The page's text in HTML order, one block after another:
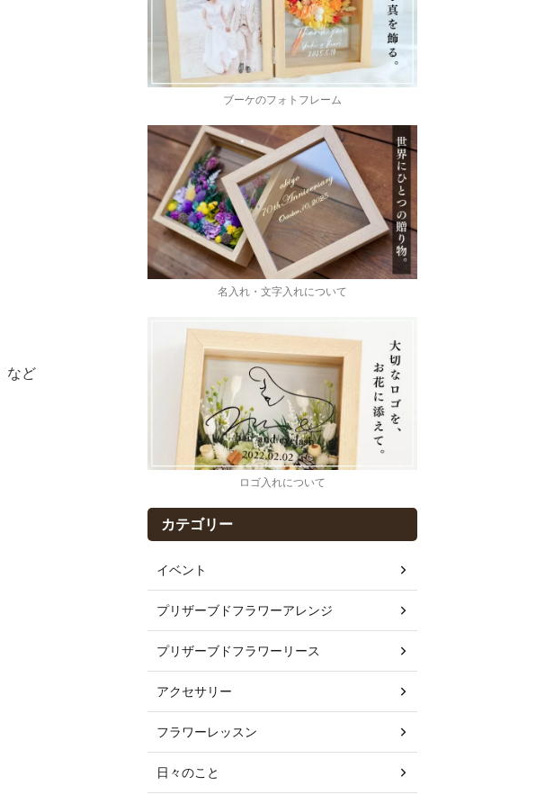
など
ブーケのフォトフレーム
名入れ・文字入れについて
ロゴ入れについて
カテゴリー
イベント
プリザーブドフラワーアレンジ
プリザーブドフラワーリース
アクセサリー
フラワーレッスン
日々のこと